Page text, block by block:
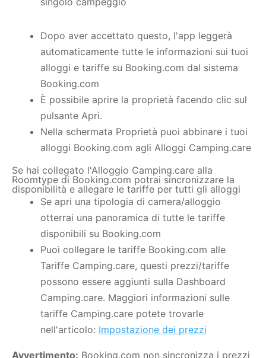
Dopo aver accettato questo, l'app leggerà
automaticamente tutte le informazioni sui tuoi
alloggi e tariffe su Booking.com dal sistema
Booking.com
È possibile aprire la proprietà facendo clic sul
pulsante Apri.
Nella schermata Proprietà puoi abbinare i tuoi
alloggi Booking.com agli Alloggi Camping.care
Se hai collegato l'Alloggio Camping.care alla
Roomtype di Booking.com potrai sincronizzare la
disponibilità e allegare le tariffe per tutti gli alloggi
Se apri una tipologia di camera/alloggio
otterrai una panoramica di tutte le tariffe
disponibili su Booking.com
Puoi collegare le tariffe Booking.com alle
Tariffe Camping.care, questi prezzi/tariffe
possono essere aggiunti sulla Dashboard
Camping.care. Maggiori informazioni sulle
tariffe Camping.care potete trovarle
nell'articolo: Impostazione dei prezzi
Avvertimento: Booking.com non sincronizza i prezzi